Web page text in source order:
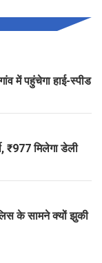
में पहुंचेगा हाई-स्पीड
₹977 मिलेगा डेली
के सामने क्यों झुकी